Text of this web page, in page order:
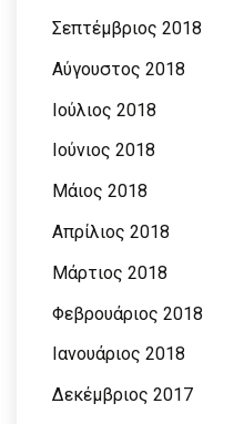
Σεπτέμβριος 2018
Αύγουστος 2018
Ιούλιος 2018
Ιούνιος 2018
Μάιος 2018
Απρίλιος 2018
Μάρτιος 2018
Φεβρουάριος 2018
Ιανουάριος 2018
Δεκέμβριος 2017